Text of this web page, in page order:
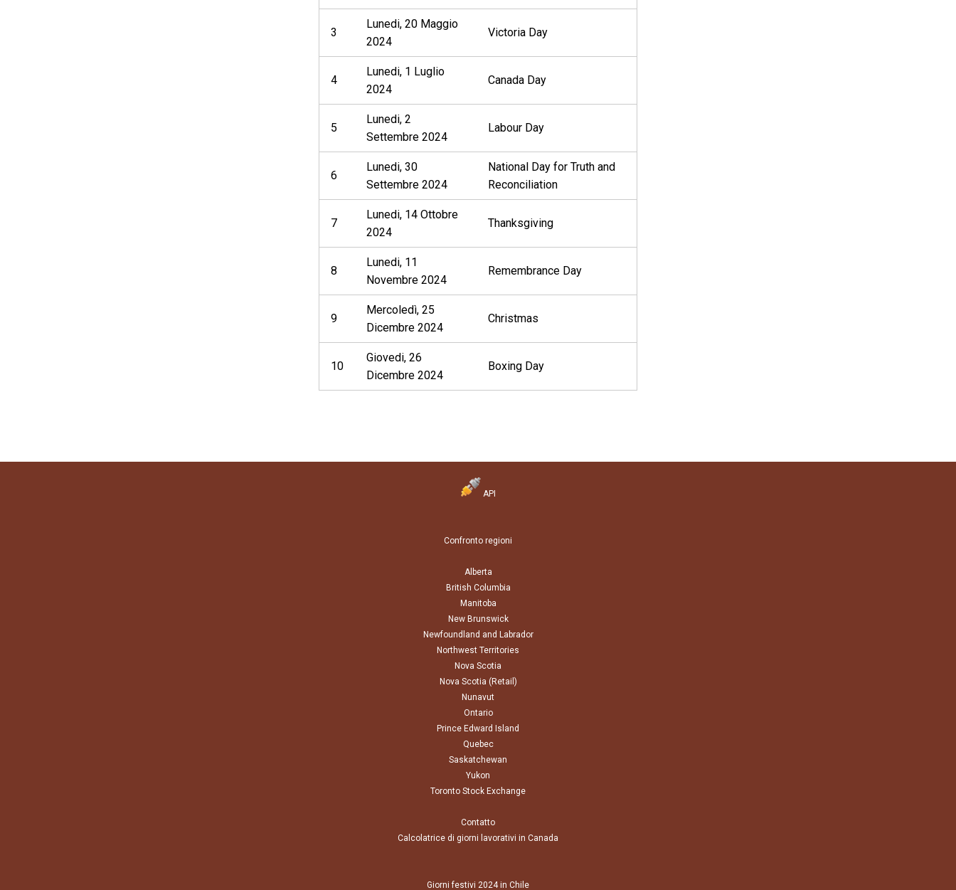
3
Lunedi, 20 Maggio
2024
Victoria Day
4
Lunedi, 1 Luglio
2024
Canada Day
5
Lunedi, 2
Settembre 2024
Labour Day
6
Lunedi, 30
Settembre 2024
National Day for Truth and
Reconciliation
7
Lunedi, 14 Ottobre
2024
Thanksgiving
8
Lunedi, 11
Novembre 2024
Remembrance Day
9
Mercoledì, 25
Dicembre 2024
Christmas
10
Giovedi, 26
Dicembre 2024
Boxing Day
API
Confronto regioni
Alberta
British Columbia
Manitoba
New Brunswick
Newfoundland and Labrador
Northwest Territories
Nova Scotia
Nova Scotia (Retail)
Nunavut
Ontario
Prince Edward Island
Quebec
Saskatchewan
Yukon
Toronto Stock Exchange
Contatto
Calcolatrice di giorni lavorativi in Canada
Giorni festivi 2024 in Chile